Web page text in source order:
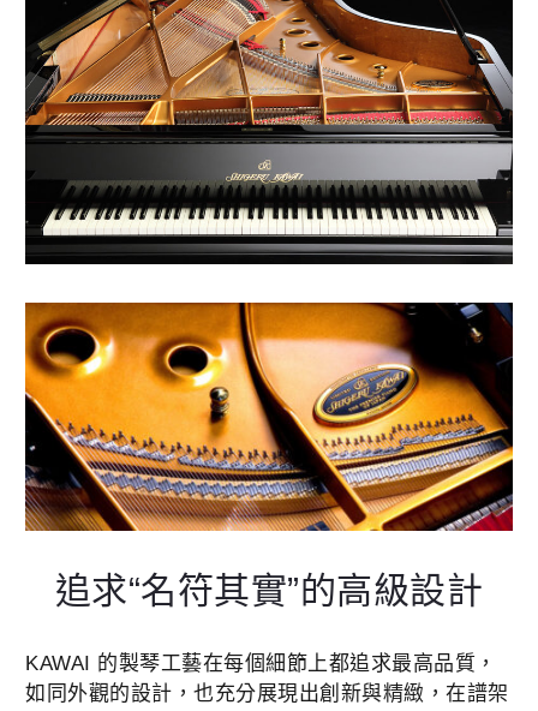
追求“名符其實”的高級設計
KAWAI 的製琴工藝在每個細節上都追求最高品質，
如同外觀的設計，也充分展現出創新與精緻，在譜架